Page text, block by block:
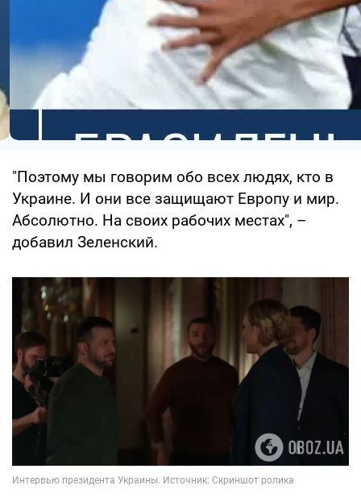
"Поэтому мы говорим обо всех людях, кто в
Украине. И они все защищают Европу и мир.
Абсолютно. На своих рабочих местах", –
добавил Зеленский.